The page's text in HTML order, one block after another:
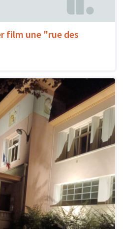
film une "rue des